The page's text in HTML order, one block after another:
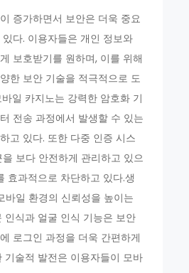
증가하면서 보안은 더욱 중요
다. 이용자들은 개인 정보와
보호받기를 원하며, 이를 위해
한 보안 기술을 적극적으로 도
일 카지노는 강력한 암호화 기
전송 과정에서 발생할 수 있는
고 있다. 또한 다중 인증 시스
보다 안전하게 관리하고 있으
효과적으로 차단하고 있다.생
바일 환경의 신뢰성을 높이는
인식과 얼굴 인식 기능은 보안
로그인 과정을 더욱 간편하게
기술적 발전은 이용자들이 모바